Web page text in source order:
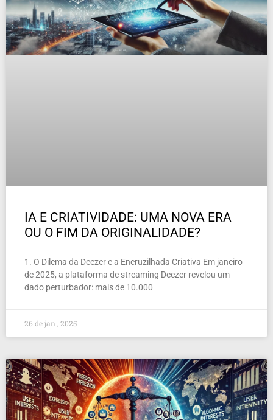
IA E CRIATIVIDADE: UMA NOVA ERA
OU O FIM DA ORIGINALIDADE?
1. O Dilema da Deezer e a Encruzilhada Criativa Em janeiro
de 2025, a plataforma de streaming Deezer revelou um
dado perturbador: mais de 10.000
26 de jan , 2025